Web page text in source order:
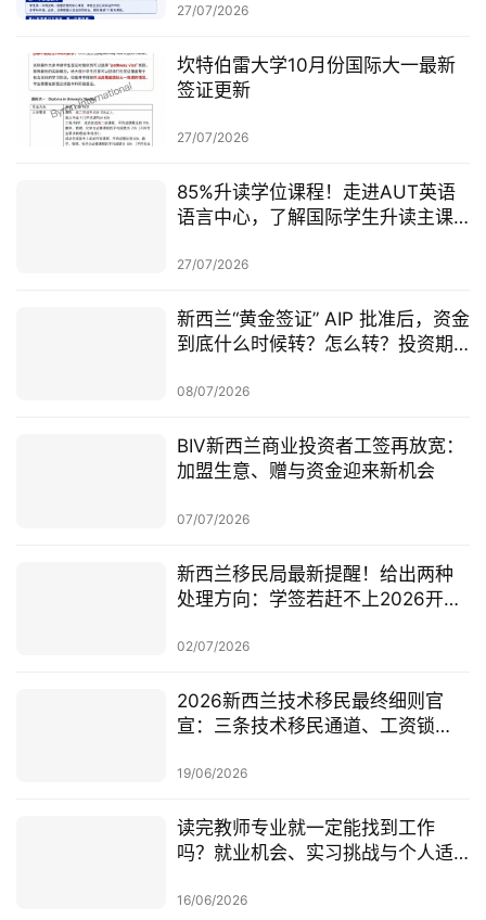
27/07/2026
坎特伯雷大学10月份国际大一最新
签证更新
27/07/2026
85%升读学位课程！走进AUT英语
语言中心，了解国际学生升读主课
27/07/2026
新西兰“黄金签证” AIP 批准后，资金
到底什么时候转？怎么转？投资期
08/07/2026
BIV新西兰商业投资者工签再放宽：
加盟生意、赠与资金迎来新机会
07/07/2026
新西兰移民局最新提醒！给出两种
处理方向：学签若赶不上2026开
02/07/2026
2026新西兰技术移民最终细则官
宣：三条技术移民通道、工资锁
查一次梳理
19/06/2026
读完教师专业就一定能找到工作
吗？就业机会、实习挑战与个人适
16/06/2026